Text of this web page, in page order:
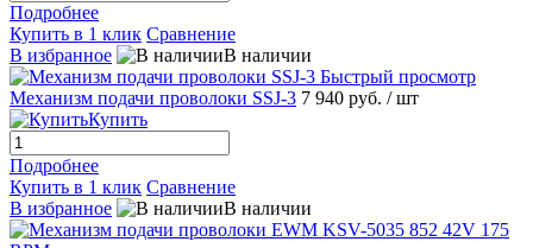
Подробнее
Купить в 1 клик Сравнение
В избранное
В наличии
Быстрый просмотр
Механизм подачи проволоки SSJ-3 7 940 руб. / шт
Купить
Подробнее
Купить в 1 клик Сравнение
В избранное
В наличии